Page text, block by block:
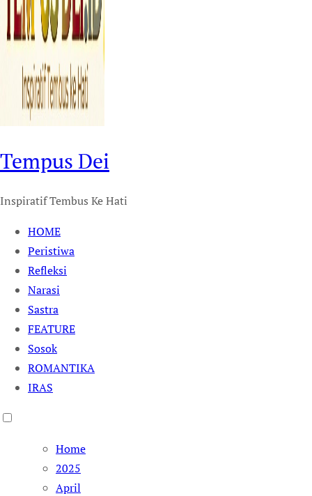
Tempus Dei
Inspiratif Tembus Ke Hati
HOME
Peristiwa
Refleksi
Narasi
Sastra
FEATURE
Sosok
ROMANTIKA
IRAS
Home
2025
April